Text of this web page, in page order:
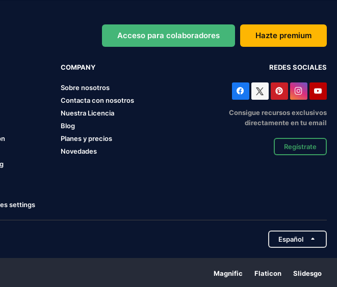
Acceso para colaboradores Hazte premium
COMPANY
Sobre nosotros
Contacta con nosotros
Nuestra Licencia
Blog
Planes y precios
Novedades
REDES SOCIALES
Consigue recursos exclusivos
directamente en tu email
Regístrate
settings
Español
Magnific Flaticon Slidesgo